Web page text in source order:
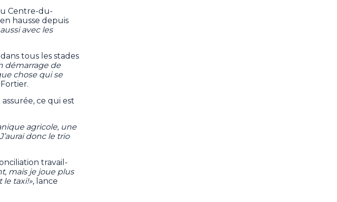
Centre-du-
hausse depuis
avec les
tous les stades
démarrage de
chose qui se
ce qui est
agricole, une
donc le trio
travail-
mais je joue plus
le taxi!», lance